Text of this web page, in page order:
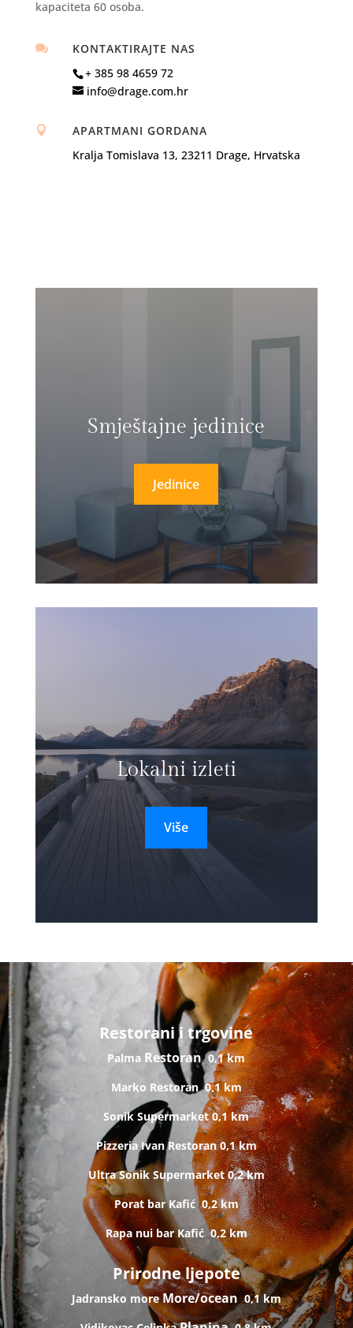
kapaciteta 60 osoba.

KONTAKTIRAJTE NAS
+ 385 98 4659 72
info@drage.com.hr

APARTMANI GORDANA
Kralja Tomislava 13, 23211 Drage, Hrvatska
Smještajne jedinice
Jedinice
Lokalni izleti
Više
Restorani i trgovine
Palma Restoran0,1 km
Marko Restoran0,1 km
SonikSupermarket0,1 km
Pizzeria IvanRestoran0,1 km
Ultra Sonik Supermarket0,2 km
Porat barKafić0,2 km
Rapa nui barKafić0,2 km
Prirodne ljepote
Jadransko moreMore/ocean0,1 km